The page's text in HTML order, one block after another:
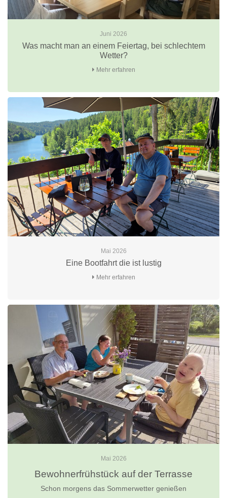
Juni 2026
Was macht man an einem Feiertag, bei schlechtem
Wetter?
Mehr erfahren
Mai 2026
Eine Bootfahrt die ist lustig
Mehr erfahren
Mai 2026
Bewohnerfrühstück auf der Terrasse
Schon morgens das Sommerwetter genießen